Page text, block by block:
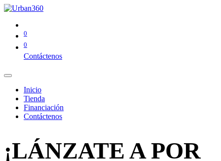
0
0
Contáctenos
Inicio
Tienda
Financiación
Contáctenos
¡LÁNZATE A POR